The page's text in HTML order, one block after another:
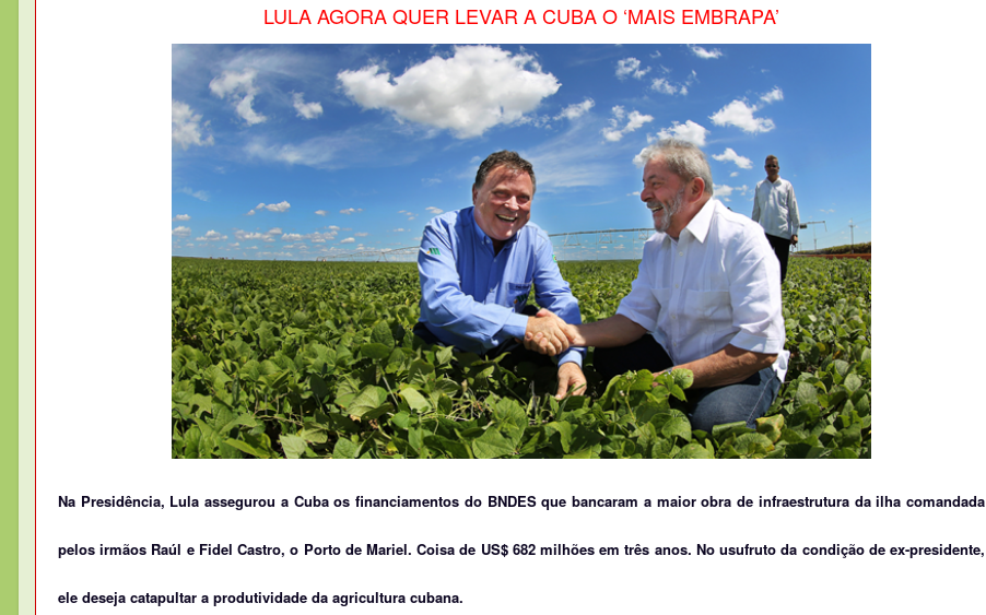
LULA AGORA QUER LEVAR A CUBA O ‘MAIS EMBRAPA’
Na Presidência, Lula assegurou a Cuba os financiamentos do BNDES que bancaram a maior obra de infraestrutura da ilha comandada
pelos irmãos Raúl e Fidel Castro, o Porto de Mariel. Coisa de US$ 682 milhões em três anos. No usufruto da condição de ex-presidente,
ele deseja catapultar a produtividade da agricultura cubana.